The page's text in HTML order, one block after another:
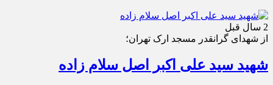
2 سال قبل
از شهدای گرانقدر مسجد ارک تهران؛
شهید سید علی اکبر اصل سلام زاده